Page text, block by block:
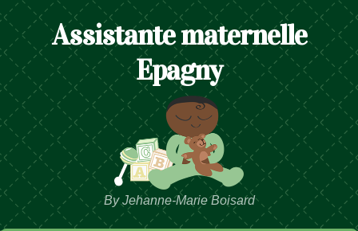
Assistante maternelle
Epagny
By Jehanne-Marie Boisard